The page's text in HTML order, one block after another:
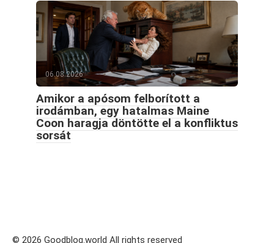
06.08.2026
Amikor a apósom felborított a
irodámban, egy hatalmas Maine
Coon haragja döntötte el a konfliktus
sorsát
© 2026 Goodblog.world All rights reserved